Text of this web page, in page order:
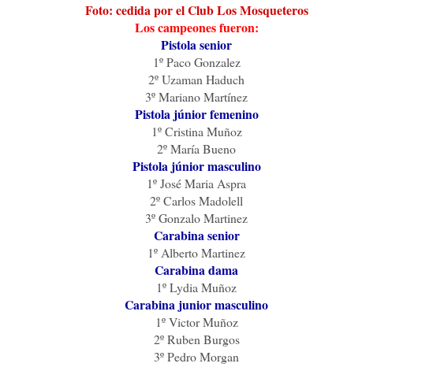
Foto: cedida por el Club Los Mosqueteros
Los campeones fueron:
Pistola senior
1º Paco Gonzalez
2º Uzaman Haduch
3º Mariano Martínez
Pistola júnior femenino
1º Cristina Muñoz
2º María Bueno
Pistola júnior masculino
1º José Maria Aspra
2º Carlos Madolell
3º Gonzalo Martinez
Carabina senior
1º Alberto Martinez
Carabina dama
1º Lydia Muñoz
Carabina junior masculino
1º Victor Muñoz
2º Ruben Burgos
3º Pedro Morgan